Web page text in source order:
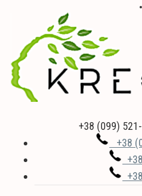
+38 (099)
+38